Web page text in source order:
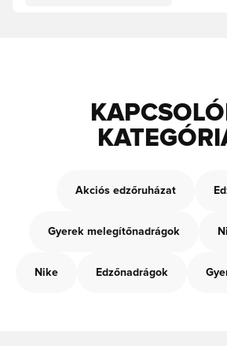
Akciós edzőruházat
Gyerek melegítőnadrágok
Nike Edzőnadrágok